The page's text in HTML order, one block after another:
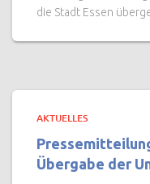
die Stadt Essen
AKTUELLES
Übergabe der